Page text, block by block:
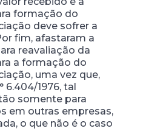
formação do
deve sofrer a
fim, afastaram a
reavaliação da
a formação do
uma vez que,
6.404/1976, tal
somente para
em outras empresas,
o que não é o caso